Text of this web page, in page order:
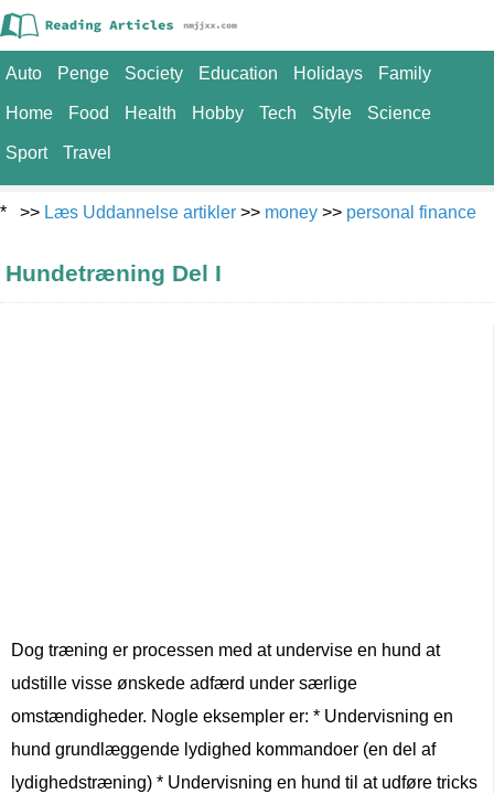
Auto Penge Society Education Holidays Family
Home Food Health Hobby Tech Style Science
Sport Travel
* >> Læs Uddannelse artikler >> money >> personal finance
Hundetræning Del I
Dog træning er processen med at undervise en hund at
udstille visse ønskede adfærd under særlige
omstændigheder. Nogle eksempler er: * Undervisning en
hund grundlæggende lydighed kommandoer (en del af
lydighedstræning) * Undervisning en hund til at udføre tricks